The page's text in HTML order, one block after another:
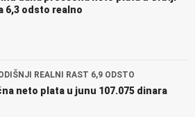
6,3 odsto realno
REALNI RAST 6,9 ODSTO
neto plata u junu 107.075 dinara